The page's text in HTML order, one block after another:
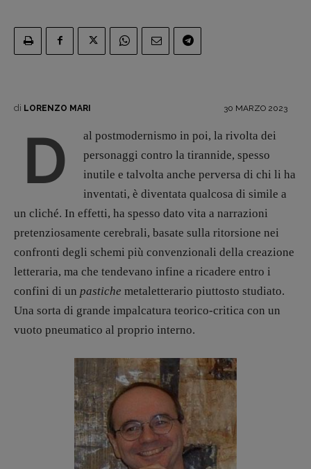
Recensioni
RUBRICHE
presente
Fumetti
Libro & Film
Pulp for kids
Opera prima
DOSSIER
12 dicembre
Blade Runner 40
Editoria
Intelligenza Artificiale
Maestri sommersi
Pasolini 1922-2022
Psichedelia
Scienza
Stranimondi
Tornare a Ballard
di LORENZO MARI 30 MARZO 2023
D
al postmodernismo in poi, la rivolta dei
personaggi contro la tirannide, spesso
inutile e talvolta anche perversa di chi li ha
inventati, è diventata qualcosa di simile a
un cliché. In effetti, ha spesso dato vita a narrazioni
pretenziosamente cerebrali, basate sulla ritorsione nei
confronti degli schemi più convenzionali della creazione
letteraria, ma che tendevano infine a ricadere entro i
confini di un pastiche metaletterario piuttosto studiato.
Una sorta di grande impalcatura teorico-critica con un
vuoto pneumatico al proprio interno.